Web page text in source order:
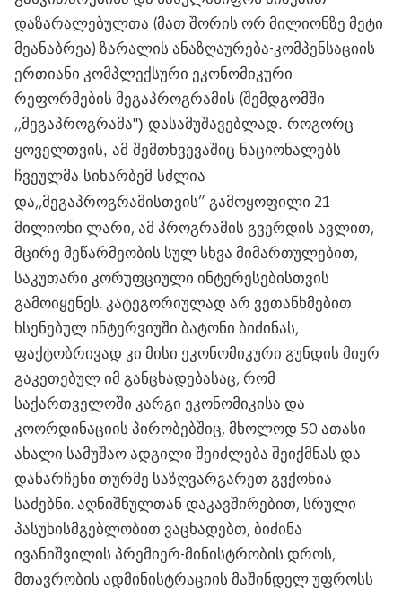
დაზარალებულთა (მათ შორის ორ მილიონზე მეტი
მეანაბრეა) ზარალის ანაზღაურება-კომპენსაციის
ერთიანი კომპლექსური ეკონომიკური
რეფორმების მეგაპროგრამის (შემდგომში
,,მეგაპროგრამა") დასამუშავებლად. როგორც
ყოველთვის, ამ შემთხვევაშიც ნაციონალებს
ჩვეულმა სიხარბემ სძლია
და,,მეგაპროგრამისთვის” გამოყოფილი 21
მილიონი ლარი, ამ პროგრამის გვერდის ავლით,
მცირე მეწარმეობის სულ სხვა მიმართულებით,
საკუთარი კორუფციული ინტერესებისთვის
გამოიყენეს. კატეგორიულად არ ვეთანხმებით
ხსენებულ ინტერვიუში ბატონი ბიძინას,
ფაქტობრივად კი მისი ეკონომიკური გუნდის მიერ
გაკეთებულ იმ განცხადებასაც, რომ
საქართველოში კარგი ეკონომიკისა და
კოორდინაციის პირობებშიც, მხოლოდ 50 ათასი
ახალი სამუშაო ადგილი შეიძლება შეიქმნას და
დანარჩენი თურმე საზღვარგარეთ გვქონია
საძებნი. აღნიშნულთან დაკავშირებით, სრული
პასუხისმგებლობით ვაცხადებთ, ბიძინა
ივანიშვილის პრემიერ-მინისტრობის დროს,
მთავრობის ადმინისტრაციის მაშინდელ უფროსს